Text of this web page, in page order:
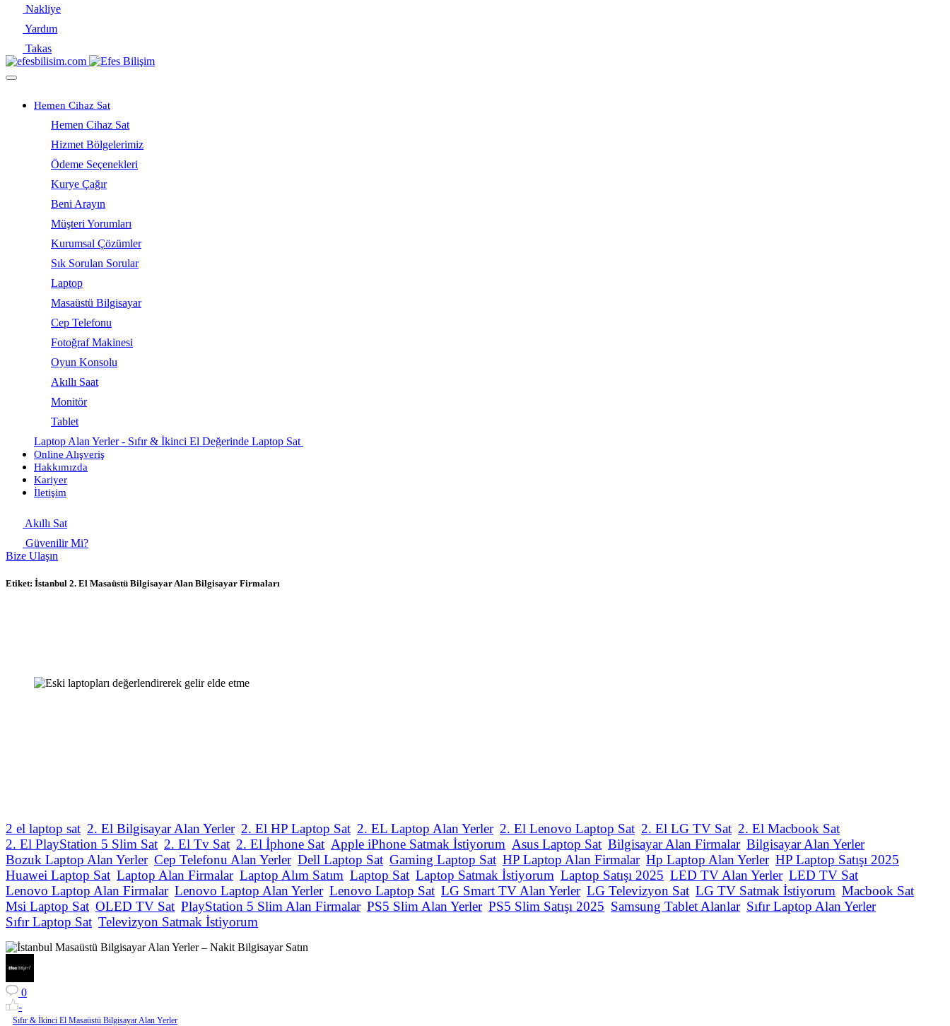
Nakliye
Yardım
Takas
Hemen Cihaz Sat
Hemen Cihaz Sat
Hizmet Bölgelerimiz
Ödeme Seçenekleri
Kurye Çağır
Beni Arayın
Müşteri Yorumları
Kurumsal Çözümler
Sık Sorulan Sorular
Laptop
Masaüstü Bilgisayar
Cep Telefonu
Fotoğraf Makinesi
Oyun Konsolu
Akıllı Saat
Monitör
Tablet
Laptop Alan Yerler - Sıfır & İkinci El Değerinde Laptop Sat
Online Alışveriş
Hakkımızda
Kariyer
İletişim
Akıllı Sat
Güvenilir Mi?
Bize Ulaşın
Etiket: İstanbul 2. El Masaüstü Bilgisayar Alan Bilgisayar Firmaları
2 el laptop sat 2. El Bilgisayar Alan Yerler 2. El HP Laptop Sat 2. EL Laptop Alan Yerler 2. El Lenovo Laptop Sat 2. El LG TV Sat 2. El Macbook Sat
2. El PlayStation 5 Slim Sat 2. El Tv Sat 2. El İphone Sat Apple iPhone Satmak İstiyorum Asus Laptop Sat Bilgisayar Alan Firmalar Bilgisayar Alan Yerler
Bozuk Laptop Alan Yerler Cep Telefonu Alan Yerler Dell Laptop Sat Gaming Laptop Sat HP Laptop Alan Firmalar Hp Laptop Alan Yerler HP Laptop Satışı 2025
Huawei Laptop Sat Laptop Alan Firmalar Laptop Alım Satım Laptop Sat Laptop Satmak İstiyorum Laptop Satışı 2025 LED TV Alan Yerler LED TV Sat
Lenovo Laptop Alan Firmalar Lenovo Laptop Alan Yerler Lenovo Laptop Sat LG Smart TV Alan Yerler LG Televizyon Sat LG TV Satmak İstiyorum Macbook Sat
Msi Laptop Sat OLED TV Sat PlayStation 5 Slim Alan Firmalar PS5 Slim Alan Yerler PS5 Slim Satışı 2025 Samsung Tablet Alanlar Sıfır Laptop Alan Yerler
Sıfır Laptop Sat Televizyon Satmak İstiyorum
0
-
Sıfır & İkinci El Masaüstü Bilgisayar Alan Yerler